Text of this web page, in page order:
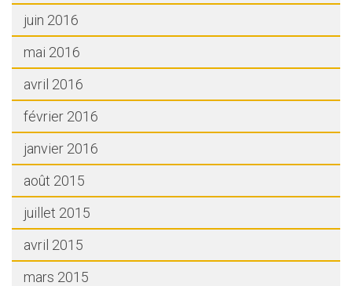
juin 2016
mai 2016
avril 2016
février 2016
janvier 2016
août 2015
juillet 2015
avril 2015
mars 2015